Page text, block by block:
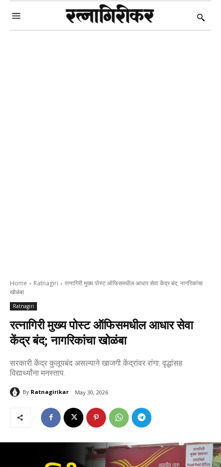
Home Ratnagiri
रत्नागिरी मुख्य पोस्ट ऑफिसमधील आधार सेवा केंद्र बंद; नागरिकांचा
खोळंबा
Ratnagiri
रत्नागिरी मुख्य पोस्ट ऑफिसमधील आधार सेवा
केंद्र बंद; नागरिकांचा खोळंबा
सरकारी केंद्र कुलूपबंद असल्याने खाजगी केंद्रांवर रांगा; वृद्धांसह
विद्यार्थ्यांना मनस्ताप.
By Ratnagirikar May 30, 2026